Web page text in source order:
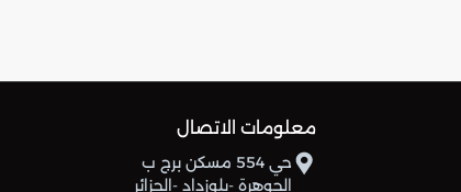
معلومات الاتصال
حي 554 مسكن برج ب
الجوهرة -بلوزداد -الجزائر